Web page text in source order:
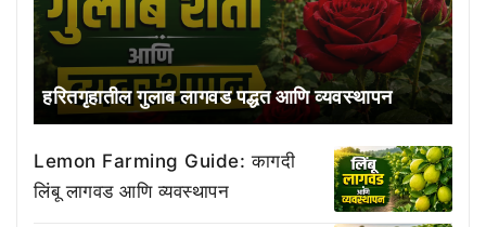
हरितगृहातील गुलाब लागवड पद्धत आणि व्यवस्थापन
Lemon Farming Guide: कागदी
लिंबू लागवड आणि व्यवस्थापन